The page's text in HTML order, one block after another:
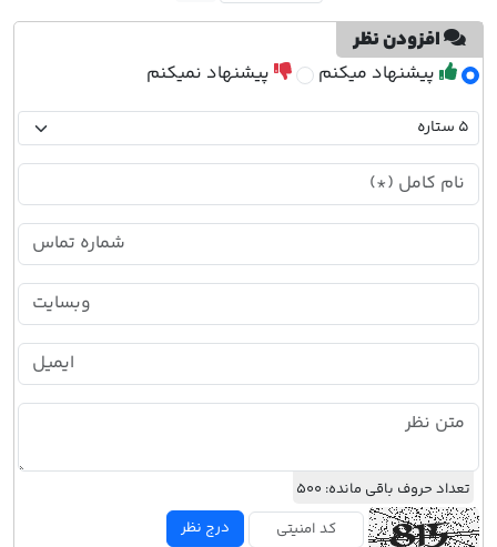
افزودن نظر
پیشنهاد میکنم پیشنهاد نمیکنم
تعداد حروف باقی مانده: 500
درج نظر